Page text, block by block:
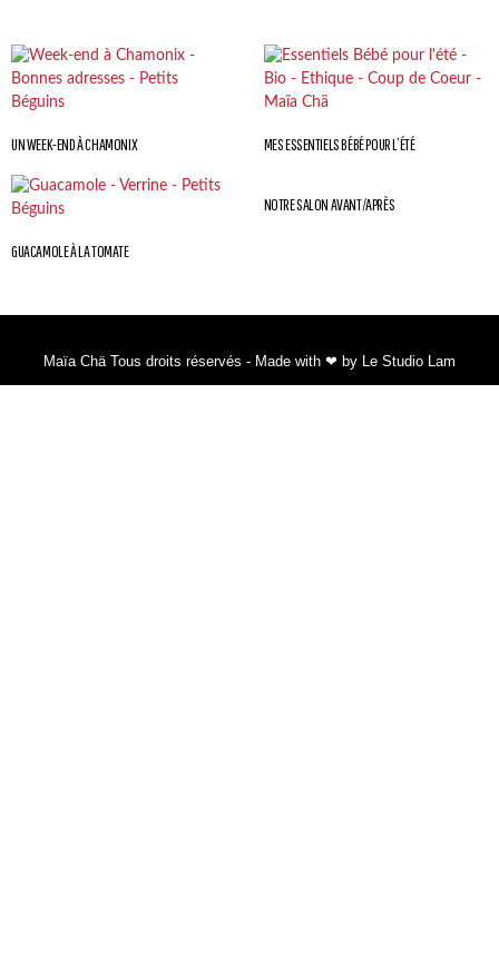
UN WEEK-END À CHAMONIX MES ESSENTIELS BÉBÉ POUR L’ÉTÉ
GUACAMOLE À LA TOMATE
NOTRE SALON AVANT/APRÈS
Maïa Chä Tous droits réservés - Made with ❤ by Le Studio Lam